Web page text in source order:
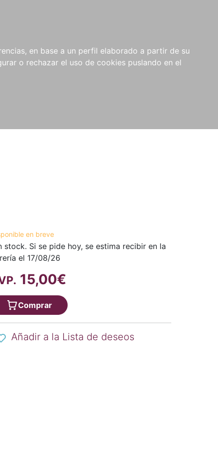
en base a un perfil elaborado a partir de su
o rechazar el uso de cookies puslando en el
NOVEDADES NOTICIAS
COMPRAS
INSTITUCIONALES
en breve
stock. Si se pide hoy, se estima recibir en la
el 17/08/26
15,00€
Comprar
Añadir a la Lista de deseos